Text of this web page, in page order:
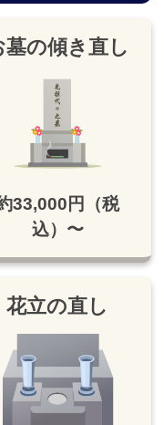
墓の傾き直し
33,000円（税
込）〜
花立の直し